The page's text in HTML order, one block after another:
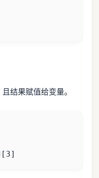
结果赋值给变量。
[ 3]